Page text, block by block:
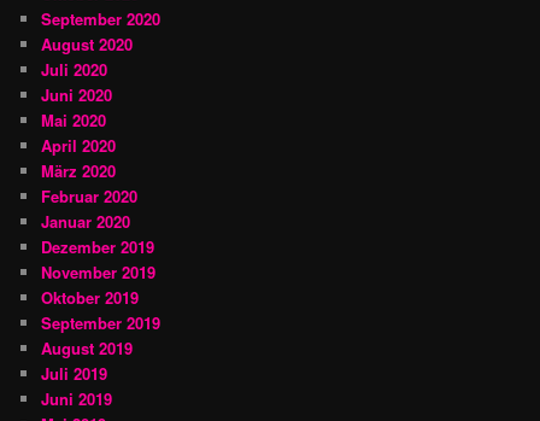
September 2020
August 2020
Juli 2020
Juni 2020
Mai 2020
April 2020
März 2020
Februar 2020
Januar 2020
Dezember 2019
November 2019
Oktober 2019
September 2019
August 2019
Juli 2019
Juni 2019